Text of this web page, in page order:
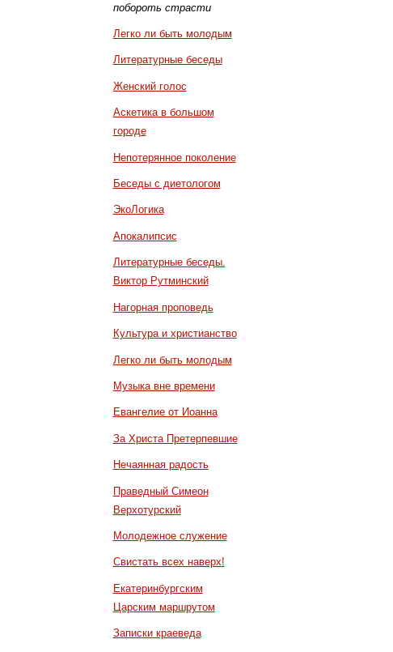
побороть страсти
Легко ли быть молодым
Литературные беседы
Женский голос
Аскетика в большом
городе
Непотерянное поколение
Беседы с диетологом
ЭкоЛогика
Апокалипсис
Литературные беседы.
Виктор Рутминский
Нагорная проповедь
Культура и христианство
Легко ли быть молодым
Музыка вне времени
Евангелие от Иоанна
За Христа Претерпевшие
Нечаянная радость
Праведный Симеон
Верхотурский
Молодежное служение
Свистать всех наверх!
Екатеринбургским
Царским маршрутом
Записки краеведа